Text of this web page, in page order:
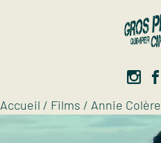
Accueil / Films / Annie Colère